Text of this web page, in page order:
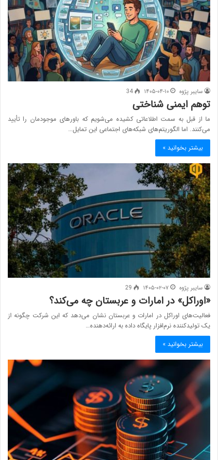
سایبر پژوه ۱۴۰۵-۰۴-۱۰ 34
توهم ایمنی شناختی
ما از قبل به سمت اطلاعاتی کشیده می‌شویم که باورهای موجودمان را تأیید
می‌کنند. اما الگوریتم‌های شبکه‌های اجتماعی این تمایل…
بیشتر بخوانید »
سایبر پژوه ۱۴۰۵-۰۲-۰۷ 29
«اوراکل» در امارات و عربستان چه می‌کند؟
فعالیت‌های اوراکل در امارات و عربستان نشان می‌دهد که این شرکت چگونه از
یک تولیدکننده نرم‌افزار پایگاه داده به ارائه‌دهنده…
بیشتر بخوانید »